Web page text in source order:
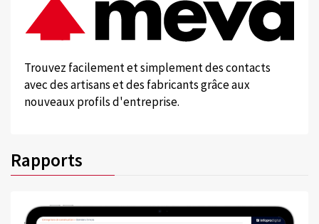
Trouvez facilement et simplement des contacts
avec des artisans et des fabricants grâce aux
nouveaux profils d'entreprise.
Rapports